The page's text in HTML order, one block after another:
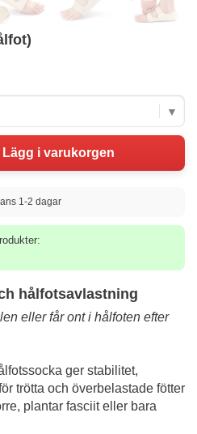
1-2 dagar
hålfotsavlastning
eller får ont i hålfoten efter
ger stabilitet,
trötta och överbelastade fötter
plantar fasciit eller bara